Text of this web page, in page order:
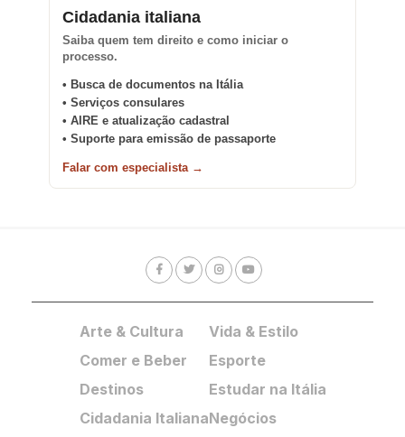
Cidadania italiana
Saiba quem tem direito e como iniciar o
processo.
• Busca de documentos na Itália
• Serviços consulares
• AIRE e atualização cadastral
• Suporte para emissão de passaporte
Falar com especialista →
Arte & Cultura
Comer e Beber
Destinos
Cidadania Italiana
Vida & Estilo
Esporte
Estudar na Itália
Negócios